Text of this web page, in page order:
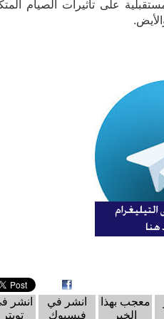
على تأثيرات الصيام
معجب بهذا
الخبر
انشر في
فيسبوك
انشر
تويتر